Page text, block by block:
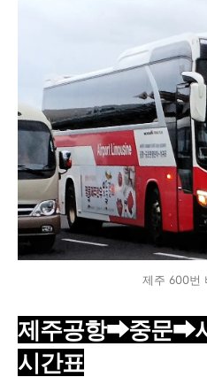
제주 600번
제주공항➡중문➡
시간표